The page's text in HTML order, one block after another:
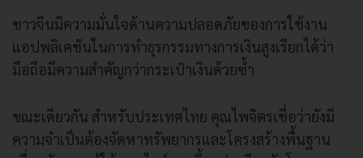
ชาวจีนมีความมั่นใจด้านความปลอดภัยของการใช้งาน
แอปพลิเคชันในการทำธุรกรรมทางการเงินสูงเรียกได้ว่า
มือถือมีความสำคัญกว่ากระเป๋าเงินด้วยซ้ำ
ขณะเดียวกัน สำหรับประเทศไทย คุณไพจิตรเชื่อว่ายังมี
ความจำเป็นต้องจัดหาทรัพยากรและโครงสร้างพื้นฐาน